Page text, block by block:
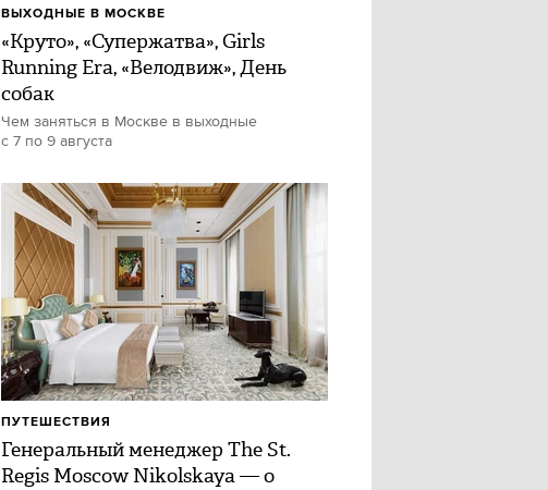
«Круто», «Супержатва», Girls
Running Era, «Велодвиж», День
собак
Чем заняться в Москве в выходные
с 7 по 9 августа
ВЫХОДНЫЕ В МОСКВЕ
Генеральный менеджер The St.
Regis Moscow Nikolskaya — о
ПУТЕШЕСТВИЯ